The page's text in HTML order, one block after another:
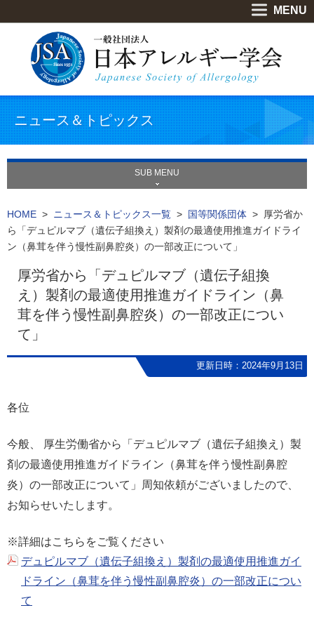
MENU
ニュース＆トピックス
SUB MENU
HOME > ニュース＆トピックス一覧 > 国等関係団体 > 厚労省か
ら「デュピルマブ（遺伝子組換え）製剤の最適使用推進ガイドライ
ン（鼻茸を伴う慢性副鼻腔炎）の一部改正について」
厚労省から「デュピルマブ（遺伝子組換
え）製剤の最適使用推進ガイドライン（鼻
茸を伴う慢性副鼻腔炎）の一部改正につい
て」
更新日時：2024年9月13日
各位
今般、 厚生労働省から「 デュピルマブ（遺伝子組換え）製
剤の最適使用推進ガイドライン（鼻茸を伴う慢性副鼻腔
炎）の一部改正について 」周知依頼がございましたので、
お知らせいたします。
※詳細はこちらをご覧ください
デュピルマブ（遺伝子組換え）製剤の最適使用推進ガイ
ドライン（鼻茸を伴う慢性副鼻腔炎）の一部改正につい
て